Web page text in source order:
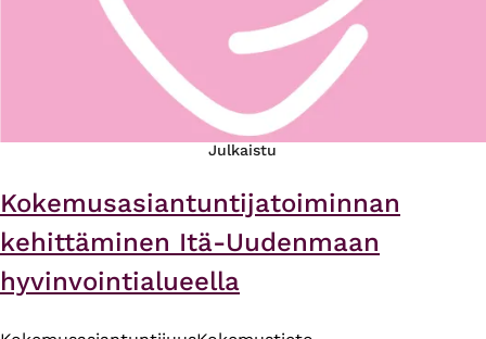
Julkaistu
Kokemusasiantuntijatoiminnan
kehittäminen Itä-Uudenmaan
hyvinvointialueella